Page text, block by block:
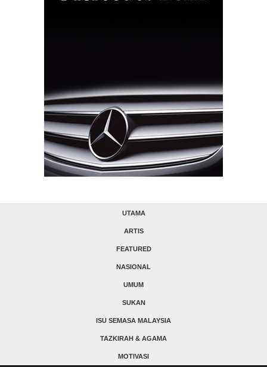
UTAMA
ARTIS
FEATURED
NASIONAL
UMUM
SUKAN
ISU SEMASA MALAYSIA
TAZKIRAH & AGAMA
MOTIVASI